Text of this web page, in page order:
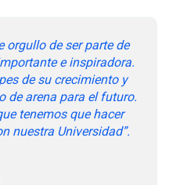
orgullo de ser parte de
e inspiradora.
de su crecimiento y
de arena para el futuro.
tenemos que hacer
nuestra Universidad”.